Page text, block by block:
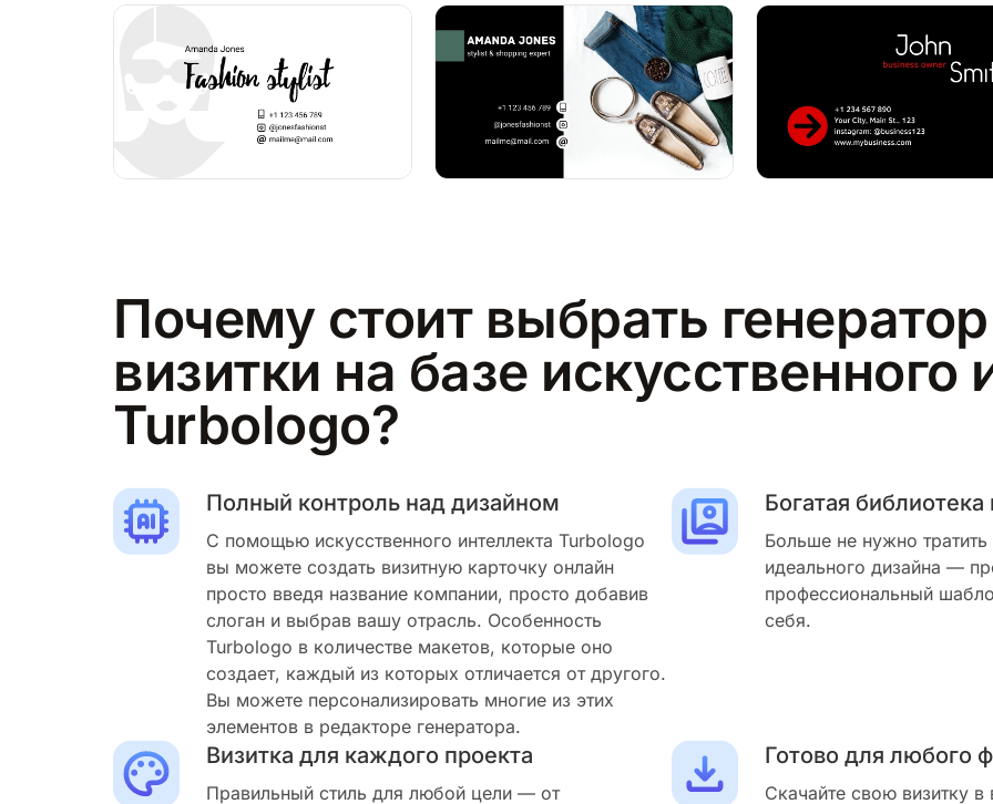
Почему стоит выбрать
визитки на базе искусственного
Turbologo?
Полный контроль над дизайном
С помощью искусственного интеллекта Turbologo
вы можете создать визитную карточку онлайн
просто введя название компании, просто добавив
слоган и выбрав вашу отрасль. Особенность
Turbologo в количестве макетов, которые оно
создает, каждый из которых отличается от другого.
Вы можете персонализировать многие из этих
элементов в редакторе генератора.
Богатая
Больше не нужно
идеального дизайна —
профессиональный
себя.
Визитка для каждого проекта
Правильный стиль для любой цели — от
Готово для любого
Скачайте свою визитку